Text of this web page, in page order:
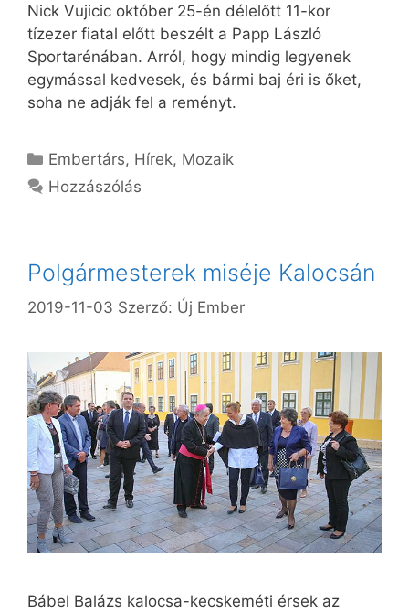
Nick Vujicic október 25-én délelőtt 11-kor
tízezer fiatal előtt beszélt a Papp László
Sportarénában. Arról, hogy mindig legyenek
egymással kedvesek, és bármi baj éri is őket,
soha ne adják fel a reményt.
Kategória
Embertárs, Hírek, Mozaik
Hozzászólás
Polgármesterek miséje Kalocsán
2019-11-03 Szerző: Új Ember
Bábel Balázs kalocsa-kecskeméti érsek az